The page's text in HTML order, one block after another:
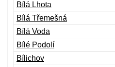
Bílá Lhota
Bílá Třemešná
Bílá Voda
Bílé Podolí
Bílichov